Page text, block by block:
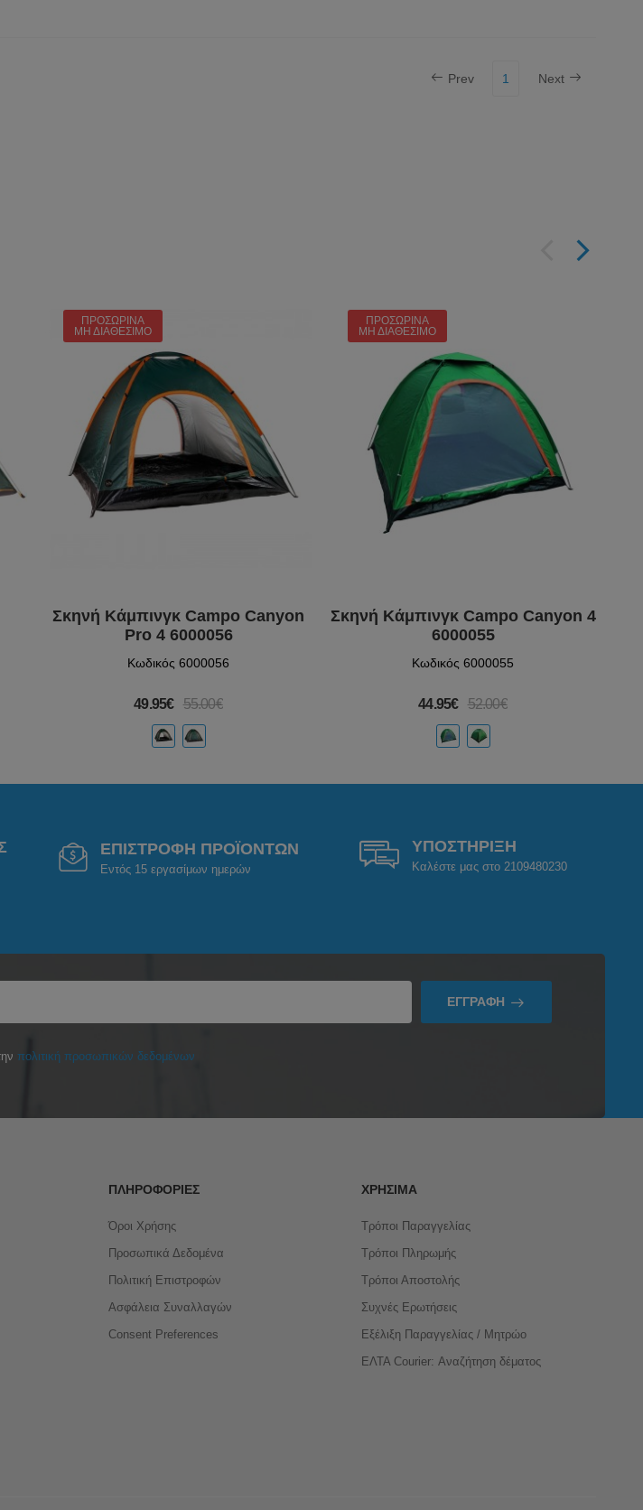
Prev 1 Next
ΠΡΟΣΩΡΙΝΆ
ΜΗ ΔΙΑΘΈΣΙΜΟ
Σκηνή Κάμπινγκ Campo Canyon
Pro 4 6000056
Κωδικός 6000056
49.95€ 55.00€
ΠΡΟΣΩΡΙΝΆ
ΜΗ ΔΙΑΘΈΣΙΜΟ
Σκηνή Κάμπινγκ Campo Canyon 4
6000055
Κωδικός 6000055
44.95€ 52.00€
ΕΠΙΣΤΡΟΦΗ ΠΡΟΪΟΝΤΩΝ
Εντός 15 εργασίμων ημερών
ΥΠΟΣΤΗΡΙΞΗ
Καλέστε μας στο 2109480230
ΕΓΓΡΑΦΉ
πολιτική προσωπικών δεδομένων
ΠΛΗΡΟΦΟΡΊΕΣ
Όροι Χρήσης
Προσωπικά Δεδομένα
Πολιτική Επιστροφών
Ασφάλεια Συναλλαγών
Consent Preferences
ΧΡΉΣΙΜΑ
Τρόποι Παραγγελίας
Τρόποι Πληρωμής
Τρόποι Αποστολής
Συχνές Ερωτήσεις
Εξέλιξη Παραγγελίας / Μητρώο
ΕΛΤΑ Courier: Αναζήτηση δέματος